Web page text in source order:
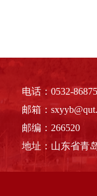
电话：0532-
邮箱：
邮编：266520
地址：山东省青